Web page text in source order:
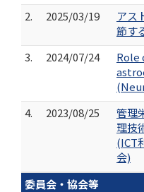
2.
2025/03/19
アス
節す
3.
2024/07/24
Role
4.
2023/08/25
管理
理技
(ICT
会)
委員会・協会等